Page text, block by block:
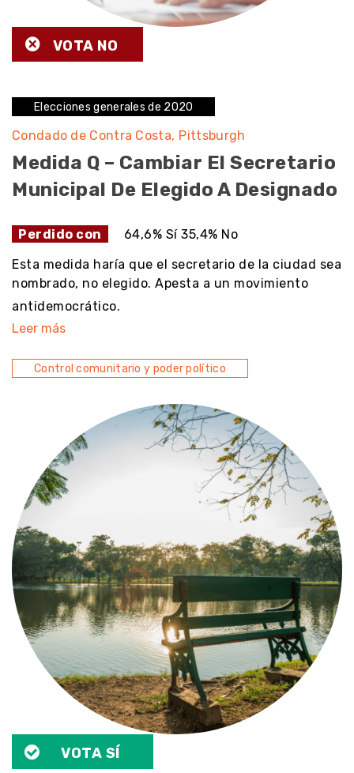
VOTA NO
Elecciones generales de 2020
Condado de Contra Costa Pittsburgh
Medida Q – Cambiar El Secretario
Municipal De Elegido A Designado
Perdido con 64,6% Sí 35,4% No
Esta medida haría que el secretario de la ciudad sea
nombrado, no elegido. Apesta a un movimiento
antidemocrático.
Leer más
Control comunitario y poder político
VOTA SÍ